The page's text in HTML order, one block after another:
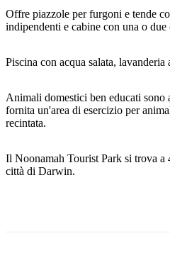
Cerca:
Offre piazzole per furgoni e tende
indipendenti e cabine con una o due
Piscina con acqua salata,
Animali domestici ben educati sono
fornita un'area di esercizio per
recintata.
Il Noonamah Tourist Park si trova a
città di Darwin.